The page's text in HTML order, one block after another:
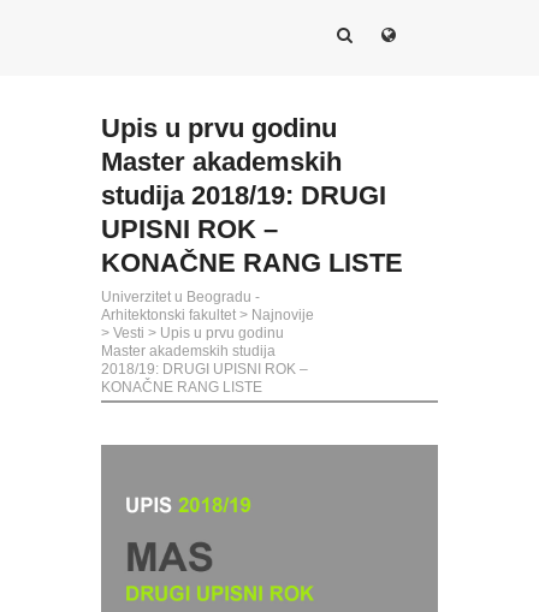
Upis u prvu godinu
Master akademskih
studija 2018/19: DRUGI
UPISNI ROK –
KONAČNE RANG LISTE
Univerzitet u Beogradu -
Arhitektonski fakultet > Najnovije
> Vesti > Upis u prvu godinu
Master akademskih studija
2018/19: DRUGI UPISNI ROK –
KONAČNE RANG LISTE